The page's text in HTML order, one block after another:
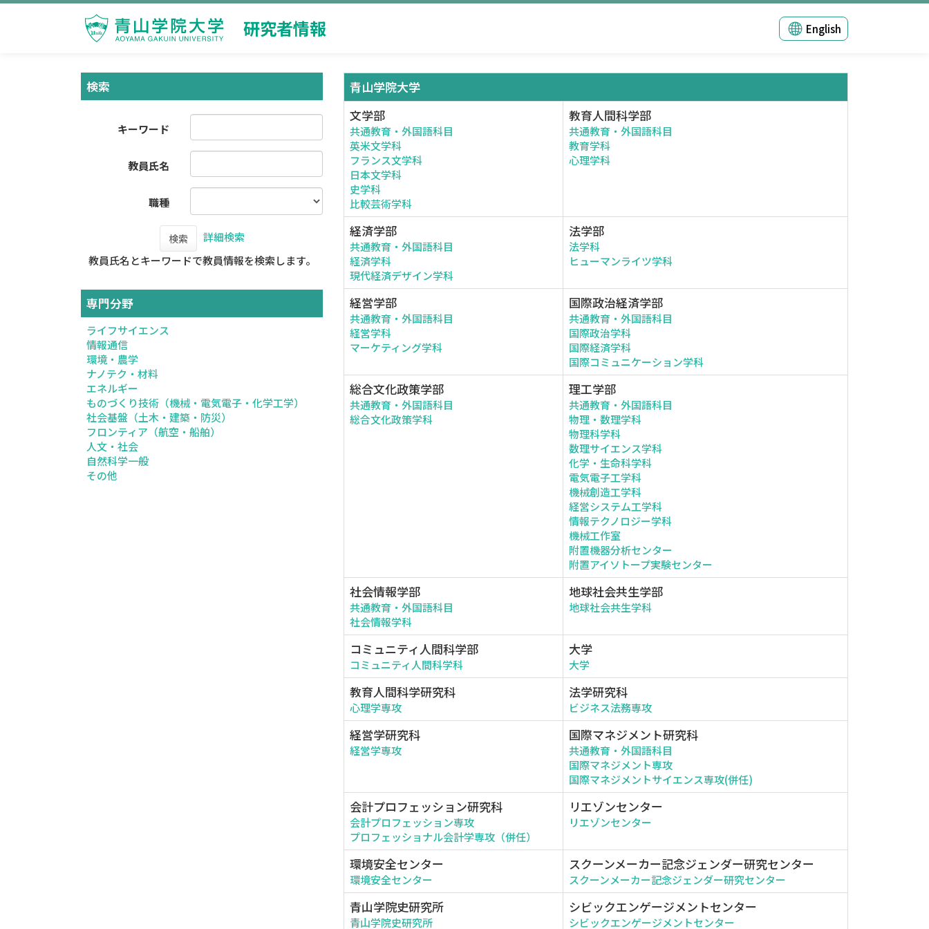
研究者情報 English
検索
キーワード
教員氏名
職種
検索
詳細検索
教員氏名とキーワードで教員情報を検索します。
専門分野
ライフサイエンス
情報通信
環境・農学
ナノテク・材料
エネルギー
ものづくり技術（機械・電気電子・化学工学）
社会基盤（土木・建築・防災）
フロンティア（航空・船舶）
人文・社会
自然科学一般
その他
青山学院大学
文学部
共通教育・外国語科目
英米文学科
フランス文学科
日本文学科
史学科
比較芸術学科
教育人間科学部
共通教育・外国語科目
教育学科
心理学科
経済学部
共通教育・外国語科目
経済学科
現代経済デザイン学科
法学部
法学科
ヒューマンライツ学科
経営学部
共通教育・外国語科目
経営学科
マーケティング学科
国際政治経済学部
共通教育・外国語科目
国際政治学科
国際経済学科
国際コミュニケーション学科
総合文化政策学部
共通教育・外国語科目
総合文化政策学科
理工学部
共通教育・外国語科目
物理・数理学科
物理科学科
数理サイエンス学科
化学・生命科学科
電気電子工学科
機械創造工学科
経営システム工学科
情報テクノロジー学科
機械工作室
附置機器分析センター
附置アイソトープ実験センター
社会情報学部
共通教育・外国語科目
社会情報学科
地球社会共生学部
地球社会共生学科
コミュニティ人間科学部
コミュニティ人間科学科
大学
大学
教育人間科学研究科
心理学専攻
法学研究科
ビジネス法務専攻
経営学研究科
経営学専攻
国際マネジメント研究科
共通教育・外国語科目
国際マネジメント専攻
国際マネジメントサイエンス専攻(併任)
会計プロフェッション研究科
会計プロフェッション専攻
プロフェッショナル会計学専攻（併任）
リエゾンセンター
リエゾンセンター
環境安全センター
環境安全センター
スクーンメーカー記念ジェンダー研究センター
スクーンメーカー記念ジェンダー研究センター
青山学院史研究所
青山学院史研究所
シビックエンゲージメントセンター
シビックエンゲージメントセンター